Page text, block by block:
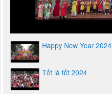
Happy New Year 2024
Tết là tết 2024